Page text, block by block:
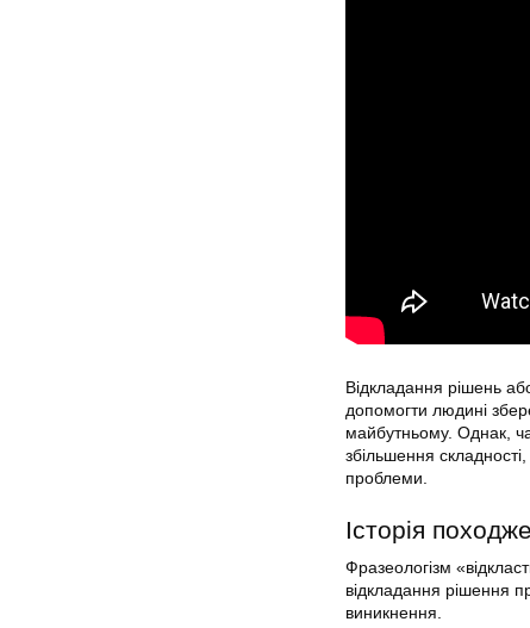
Відкладання рішень
допомогти людині
майбутньому. Однак,
збільшення
проблеми.
Історія
Фразеологізм
відкладання рішення
виникнення.